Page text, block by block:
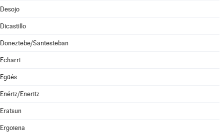
Desojo
Dicastillo
Doneztebe/Santesteban
Echarri
Egüés
Enériz/Eneritz
Eratsun
Ergoiena